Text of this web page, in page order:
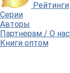
Рейтинги
Серии
Авторы
Партнерам / О нас
Книги оптом